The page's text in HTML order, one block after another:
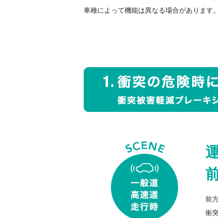
車種によって機能は異なる場合があります。
前
衝